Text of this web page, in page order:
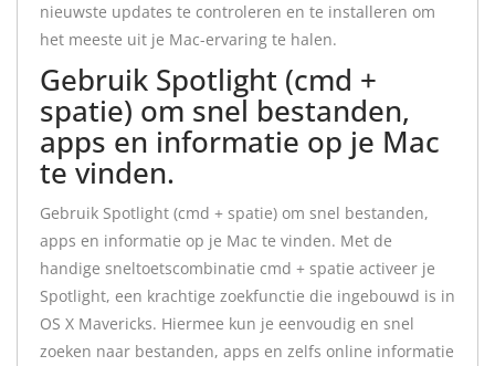
nieuwste updates te controleren en te installeren om
het meeste uit je Mac-ervaring te halen.
Gebruik Spotlight (cmd +
spatie) om snel bestanden,
apps en informatie op je Mac
te vinden.
Gebruik Spotlight (cmd + spatie) om snel bestanden,
apps en informatie op je Mac te vinden. Met de
handige sneltoetscombinatie cmd + spatie activeer je
Spotlight, een krachtige zoekfunctie die ingebouwd is in
OS X Mavericks. Hiermee kun je eenvoudig en snel
zoeken naar bestanden, apps en zelfs online informatie